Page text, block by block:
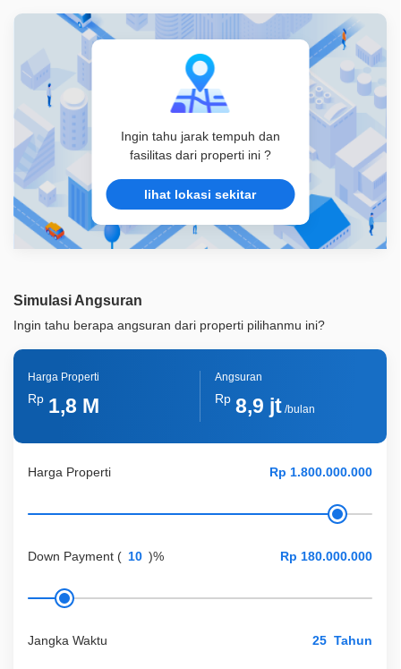
Ingin tahu jarak tempuh dan
fasilitas dari properti ini ?
lihat lokasi sekitar
Simulasi Angsuran
Ingin tahu berapa angsuran dari properti pilihanmu ini?
Harga Properti
Down Payment ( )%
Jangka Waktu Tahun
Harga Properti
Rp 1,8 M
Angsuran
Rp 8,9 jt/bulan